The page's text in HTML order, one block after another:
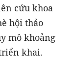
cứu khoa
hội thảo
mô khoảng
khai.